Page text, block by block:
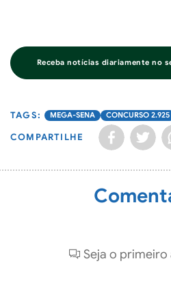
Receba notícias diariamente no
MEGA-SENA CONCURSO 2.925
COMPARTILHE
Seja o